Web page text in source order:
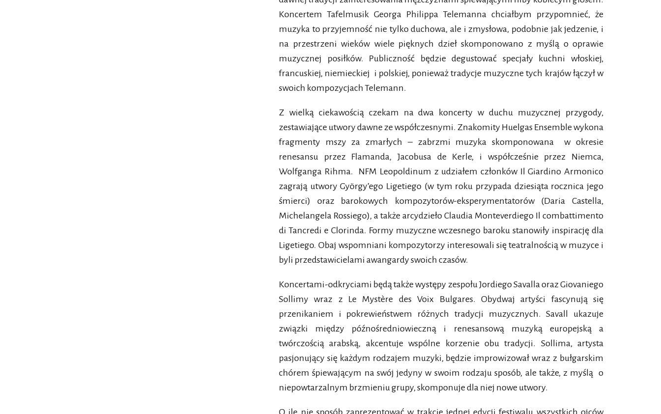
Koncertem Tafelmusik Georga Philippa Telemanna chciałbym przypomnieć, że
muzyka to przyjemność nie tylko duchowa, ale i zmysłowa, podobnie jak jedzenie, i
na przestrzeni wieków wiele pięknych dzieł skomponowano z myślą o oprawie
muzycznej posiłków. Publiczność będzie degustować specjały kuchni włoskiej,
francuskiej, niemieckiej i polskiej, ponieważ tradycje muzyczne tych krajów łączył w
swoich kompozycjach Telemann.
Z wielką ciekawością czekam na dwa koncerty w duchu muzycznej przygody,
zestawiające utwory dawne ze współczesnymi. Znakomity Huelgas Ensemble wykona
fragmenty mszy za zmarłych – zabrzmi muzyka skomponowana w okresie
renesansu przez Flamanda, Jacobusa de Kerle, i współcześnie przez Niemca,
Wolfganga Rihma. NFM Leopoldinum z udziałem członków Il Giardino Armonico
zagrają utwory György’ego Ligetiego (w tym roku przypada dziesiąta rocznica jego
śmierci) oraz barokowych kompozytorów-eksperymentatorów (Daria Castella,
Michelangela Rossiego), a także arcydzieło Claudia Monteverdiego Il combattimento
di Tancredi e Clorinda. Formy muzyczne wczesnego baroku stanowiły inspirację dla
Ligetiego. Obaj wspomniani kompozytorzy interesowali się teatralnością w muzyce i
byli przedstawicielami awangardy swoich czasów.
Koncertami-odkryciami będą także występy zespołu Jordiego Savalla oraz Giovaniego
Sollimy wraz z Le Mystère des Voix Bulgares. Obydwaj artyści fascynują się
przenikaniem i pokrewieństwem różnych tradycji muzycznych. Savall ukazuje
związki między późnośredniowieczną i renesansową muzyką europejską a
twórczością arabską, akcentuje wspólne korzenie obu tradycji. Sollima, artysta
pasjonujący się każdym rodzajem muzyki, będzie improwizował wraz z bułgarskim
chórem śpiewającym na swój jedyny w swoim rodzaju sposób, ale także, z myślą o
niepowtarzalnym brzmieniu grupy, skomponuje dla niej nowe utwory.
O ile nie sposób zaprezentować w trakcie jednej edycji festiwalu wszystkich ojców